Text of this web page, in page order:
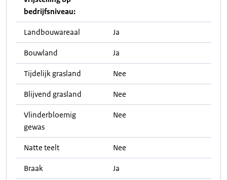
bedrijfsniveau:
Landbouwareaal Ja
Bouwland Ja
Tijdelijk grasland Nee
Blijvend grasland Nee
Vlinderbloemig
gewas
Nee
Natte teelt Nee
Braak Ja